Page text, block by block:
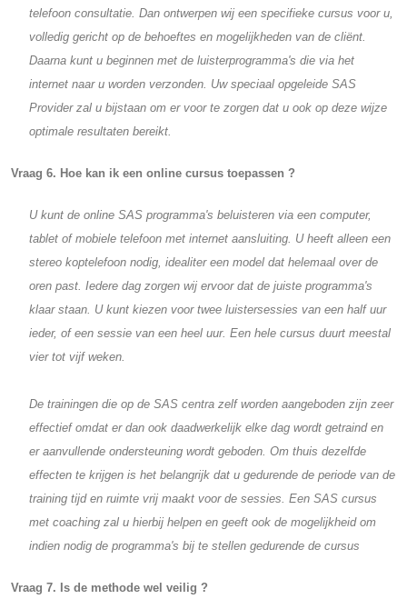
telefoon consultatie. Dan ontwerpen wij een specifieke cursus voor u,
volledig gericht op de behoeftes en mogelijkheden van de cliënt.
Daarna kunt u beginnen met de luisterprogramma's die via het
internet naar u worden verzonden. Uw speciaal opgeleide SAS
Provider zal u bijstaan om er voor te zorgen dat u ook op deze wijze
optimale resultaten bereikt.
Vraag 6. Hoe kan ik een online cursus toepassen ?
U kunt de online SAS programma's beluisteren via een computer,
tablet of mobiele telefoon met internet aansluiting. U heeft alleen een
stereo koptelefoon nodig, idealiter een model dat helemaal over de
oren past. Iedere dag zorgen wij ervoor dat de juiste programma's
klaar staan. U kunt kiezen voor twee luistersessies van een half uur
ieder, of een sessie van een heel uur. Een hele cursus duurt meestal
vier tot vijf weken.
De trainingen die op de SAS centra zelf worden aangeboden zijn zeer
effectief omdat er dan ook daadwerkelijk elke dag wordt getraind en
er aanvullende ondersteuning wordt geboden. Om thuis dezelfde
effecten te krijgen is het belangrijk dat u gedurende de periode van de
training tijd en ruimte vrij maakt voor de sessies. Een SAS cursus
met coaching zal u hierbij helpen en geeft ook de mogelijkheid om
indien nodig de programma's bij te stellen gedurende de cursus
Vraag 7. Is de methode wel veilig ?